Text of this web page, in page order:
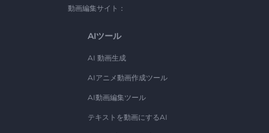
動画編集サイト：
AIツール
AI 動画生成
AIアニメ動画作成ツール
AI動画編集ツール
テキストを動画にするAI